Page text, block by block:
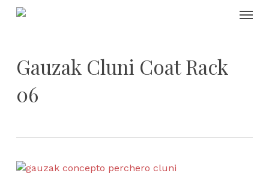
Skip
Gauzak Cluni Coat Rack
06